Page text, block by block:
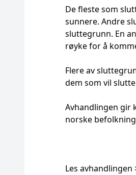
De fleste som
sunnere. Andre
sluttegrunn. En
røyke for å
Flere av
dem som vil
Avhandlingen gir
norske
Les avhandlingen